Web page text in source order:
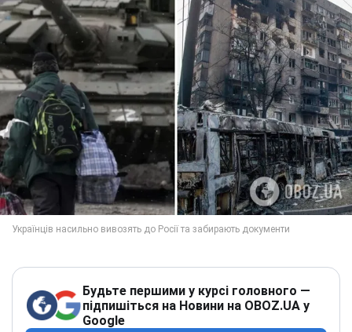
Будьте першими у курсі головного —
підпишіться на Новини на OBOZ.UA у
Google